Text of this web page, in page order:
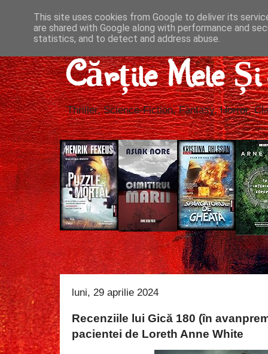
Cărțile Mele
Thriller, Science-Fiction, Fantasy, Horror,
luni, 29 aprilie 2024
Recenziile lui Gică 180 (în
pacientei de Loreth Anne White
This site uses cookies from Google to deliver its
are shared with Google along with performance and
statistics, and to detect and address abuse.